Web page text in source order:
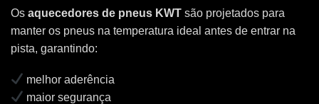
Os aquecedores de pneus KWT são projetados para
manter os pneus na temperatura ideal antes de entrar na
pista, garantindo:
melhor aderência
maior segurança